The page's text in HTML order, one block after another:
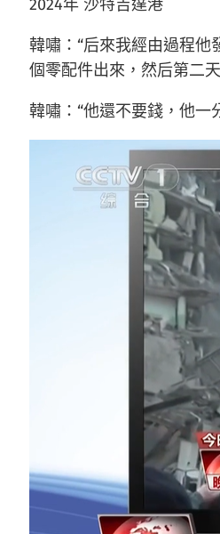
2024年 沙特吉達港
韓嘯：“后來我經由過程
個零配件出來，然后第二
韓嘯：“他還不要錢，他